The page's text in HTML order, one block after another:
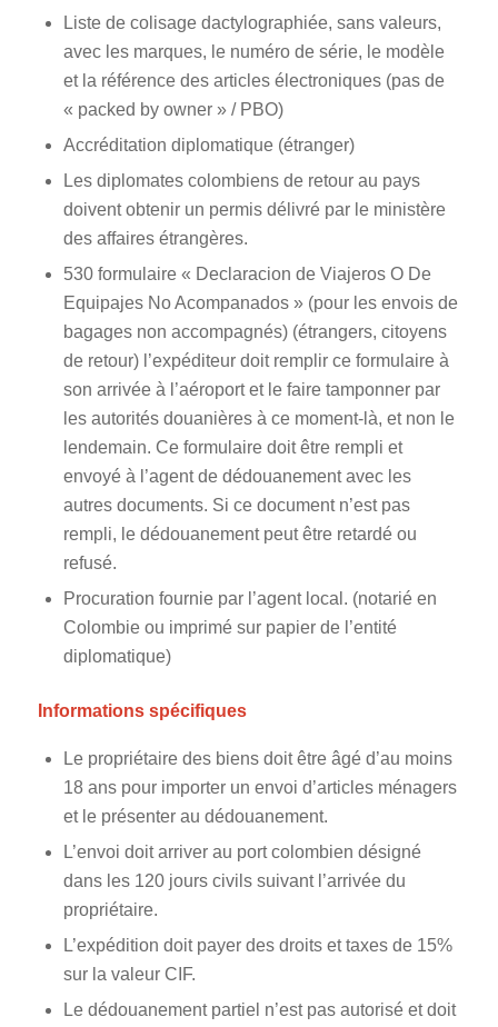
Liste de colisage dactylographiée, sans valeurs,
avec les marques, le numéro de série, le modèle
et la référence des articles électroniques (pas de
« packed by owner » / PBO)
Accréditation diplomatique (étranger)
Les diplomates colombiens de retour au pays
doivent obtenir un permis délivré par le ministère
des affaires étrangères.
530 formulaire « Declaracion de Viajeros O De
Equipajes No Acompanados » (pour les envois de
bagages non accompagnés) (étrangers, citoyens
de retour) l’expéditeur doit remplir ce formulaire à
son arrivée à l’aéroport et le faire tamponner par
les autorités douanières à ce moment-là, et non le
lendemain. Ce formulaire doit être rempli et
envoyé à l’agent de dédouanement avec les
autres documents. Si ce document n’est pas
rempli, le dédouanement peut être retardé ou
refusé.
Procuration fournie par l’agent local. (notarié en
Colombie ou imprimé sur papier de l’entité
diplomatique)
Informations spécifiques
Le propriétaire des biens doit être âgé d’au moins
18 ans pour importer un envoi d’articles ménagers
et le présenter au dédouanement.
L’envoi doit arriver au port colombien désigné
dans les 120 jours civils suivant l’arrivée du
propriétaire.
L’expédition doit payer des droits et taxes de 15%
sur la valeur CIF.
Le dédouanement partiel n’est pas autorisé et doit